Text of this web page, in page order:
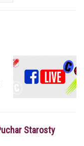
Starosty